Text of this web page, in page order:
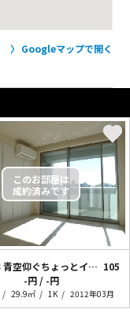
Googleマップで開く
都立大学 青空仰ぐちょっとイイ部屋 105
-円 / -円
29.9㎡ 1K
2012年03月